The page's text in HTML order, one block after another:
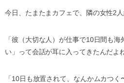
今日、たまたまカフェで、隣の女性2
「彼（大切な人）が仕事で10日間も
い」って会話が耳に入ってきたんだよ
「10日も放置されて、なんかムカつく